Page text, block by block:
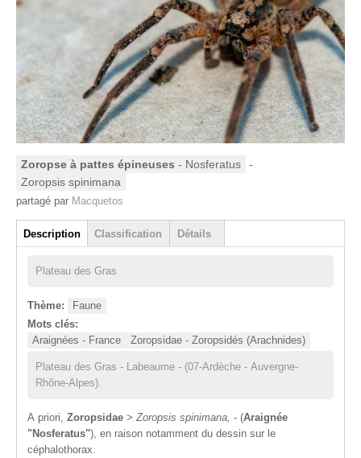
Zoropse à pattes épineuses - Nosferatus
-
Zoropsis spinimana
partagé par Macquetos
Groupe
Description
(onglet actif)
Classification Détails
Plateau des Gras
Thème:
Faune
Mots clés:
Araignées - France
Zoropsidae - Zoropsidés (Arachnides)
Plateau des Gras - Labeaume - (07-Ardèche - Auvergne-
Rhône-Alpes).
A priori, Zoropsidae > Zoropsis spinimana, - (Araignée
"Nosferatus"), en raison notamment du dessin sur le
céphalothorax.